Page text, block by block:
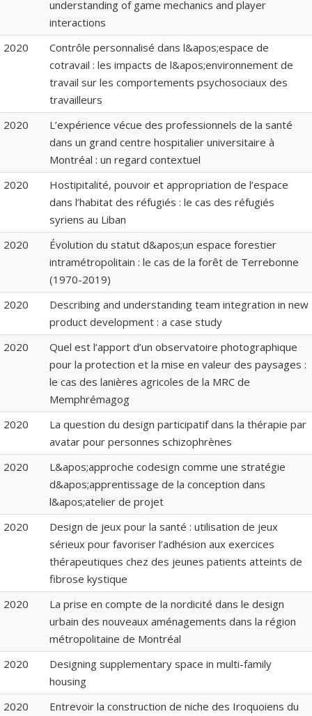
understanding of game mechanics and player
interactions
2020
Contrôle personnalisé dans l&apos;espace de
cotravail : les impacts de l&apos;environnement de
travail sur les comportements psychosociaux des
travailleurs
2020
L’expérience vécue des professionnels de la santé
dans un grand centre hospitalier universitaire à
Montréal : un regard contextuel
2020
Hostipitalité, pouvoir et appropriation de l’espace
dans l’habitat des réfugiés : le cas des réfugiés
syriens au Liban
2020
Évolution du statut d&apos;un espace forestier
intramétropolitain : le cas de la forêt de Terrebonne
(1970-2019)
2020
Describing and understanding team integration in new
product development : a case study
2020
Quel est l’apport d’un observatoire photographique
pour la protection et la mise en valeur des paysages :
le cas des lanières agricoles de la MRC de
Memphrémagog
2020
La question du design participatif dans la thérapie par
avatar pour personnes schizophrènes
2020
L&apos;approche codesign comme une stratégie
d&apos;apprentissage de la conception dans
l&apos;atelier de projet
2020
Design de jeux pour la santé : utilisation de jeux
sérieux pour favoriser l’adhésion aux exercices
thérapeutiques chez des jeunes patients atteints de
fibrose kystique
2020
La prise en compte de la nordicité dans le design
urbain des nouveaux aménagements dans la région
métropolitaine de Montréal
2020
Designing supplementary space in multi-family
housing
2020
Entrevoir la construction de niche des Iroquoiens du